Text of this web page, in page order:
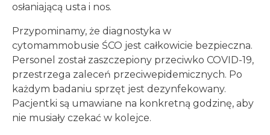
osłaniającą usta i nos.
Przypominamy, że diagnostyka w
cytomammobusie ŚCO jest całkowicie bezpieczna.
Personel został zaszczepiony przeciwko COVID-19,
przestrzega zaleceń przeciwepidemicznych. Po
każdym badaniu sprzęt jest dezynfekowany.
Pacjentki są umawiane na konkretną godzinę, aby
nie musiały czekać w kolejce.